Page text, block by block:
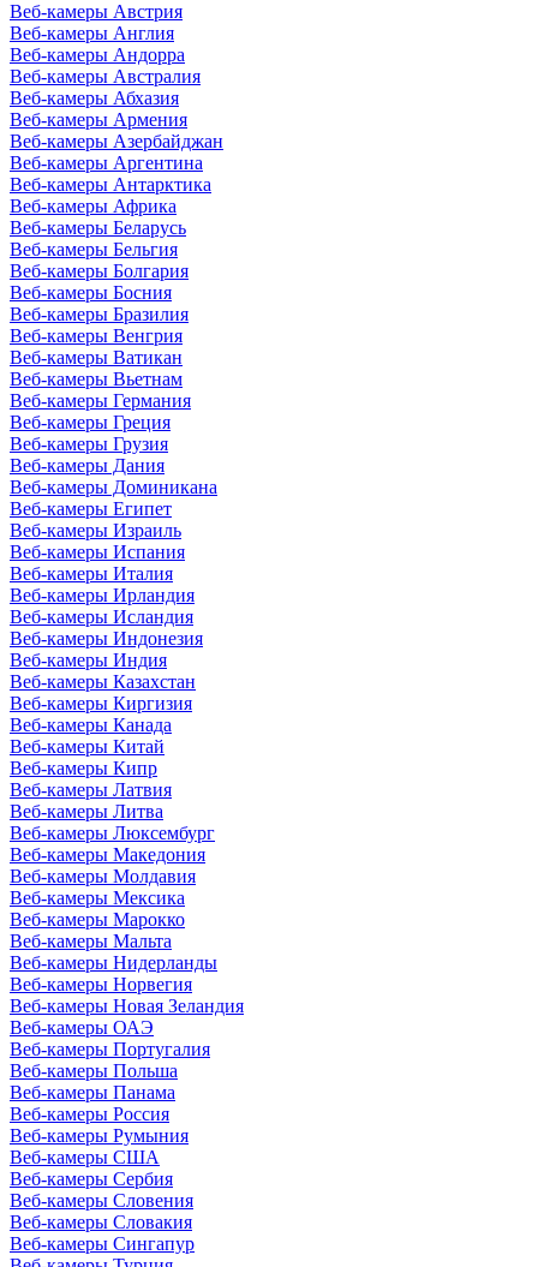
Веб-камеры Австрия
Веб-камеры Англия
Веб-камеры Андорра
Веб-камеры Австралия
Веб-камеры Абхазия
Веб-камеры Армения
Веб-камеры Азербайджан
Веб-камеры Аргентина
Веб-камеры Антарктика
Веб-камеры Африка
Веб-камеры Беларусь
Веб-камеры Бельгия
Веб-камеры Болгария
Веб-камеры Босния
Веб-камеры Бразилия
Веб-камеры Венгрия
Веб-камеры Ватикан
Веб-камеры Вьетнам
Веб-камеры Германия
Веб-камеры Греция
Веб-камеры Грузия
Веб-камеры Дания
Веб-камеры Доминикана
Веб-камеры Египет
Веб-камеры Израиль
Веб-камеры Испания
Веб-камеры Италия
Веб-камеры Ирландия
Веб-камеры Исландия
Веб-камеры Индонезия
Веб-камеры Индия
Веб-камеры Казахстан
Веб-камеры Киргизия
Веб-камеры Канада
Веб-камеры Китай
Веб-камеры Кипр
Веб-камеры Латвия
Веб-камеры Литва
Веб-камеры Люксембург
Веб-камеры Македония
Веб-камеры Молдавия
Веб-камеры Мексика
Веб-камеры Марокко
Веб-камеры Мальта
Веб-камеры Нидерланды
Веб-камеры Норвегия
Веб-камеры Новая Зеландия
Веб-камеры ОАЭ
Веб-камеры Португалия
Веб-камеры Польша
Веб-камеры Панама
Веб-камеры Россия
Веб-камеры Румыния
Веб-камеры США
Веб-камеры Сербия
Веб-камеры Словения
Веб-камеры Словакия
Веб-камеры Сингапур